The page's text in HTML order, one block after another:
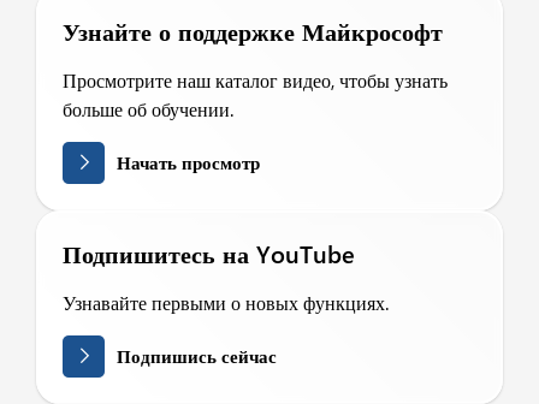
Узнайте о поддержке Майкрософт
Просмотрите наш каталог видео, чтобы узнать
больше об обучении.
Начать просмотр
Подпишитесь на YouTube
Узнавайте первыми о новых функциях.
Подпишись сейчас